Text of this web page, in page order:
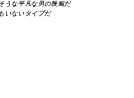
うな平凡な男の映画だ
いないタイプだ